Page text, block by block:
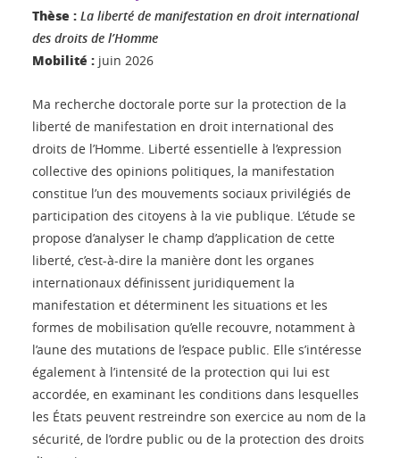
Thèse : La liberté de manifestation en droit international
des droits de l’Homme
Mobilité : juin 2026
Ma recherche doctorale porte sur la protection de la
liberté de manifestation en droit international des
droits de l’Homme. Liberté essentielle à l’expression
collective des opinions politiques, la manifestation
constitue l’un des mouvements sociaux privilégiés de
participation des citoyens à la vie publique. L’étude se
propose d’analyser le champ d’application de cette
liberté, c’est-à-dire la manière dont les organes
internationaux définissent juridiquement la
manifestation et déterminent les situations et les
formes de mobilisation qu’elle recouvre, notamment à
l’aune des mutations de l’espace public. Elle s’intéresse
également à l’intensité de la protection qui lui est
accordée, en examinant les conditions dans lesquelles
les États peuvent restreindre son exercice au nom de la
sécurité, de l’ordre public ou de la protection des droits